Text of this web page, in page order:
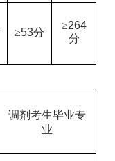
≥53分
≥264
分
调剂考生毕业专
业